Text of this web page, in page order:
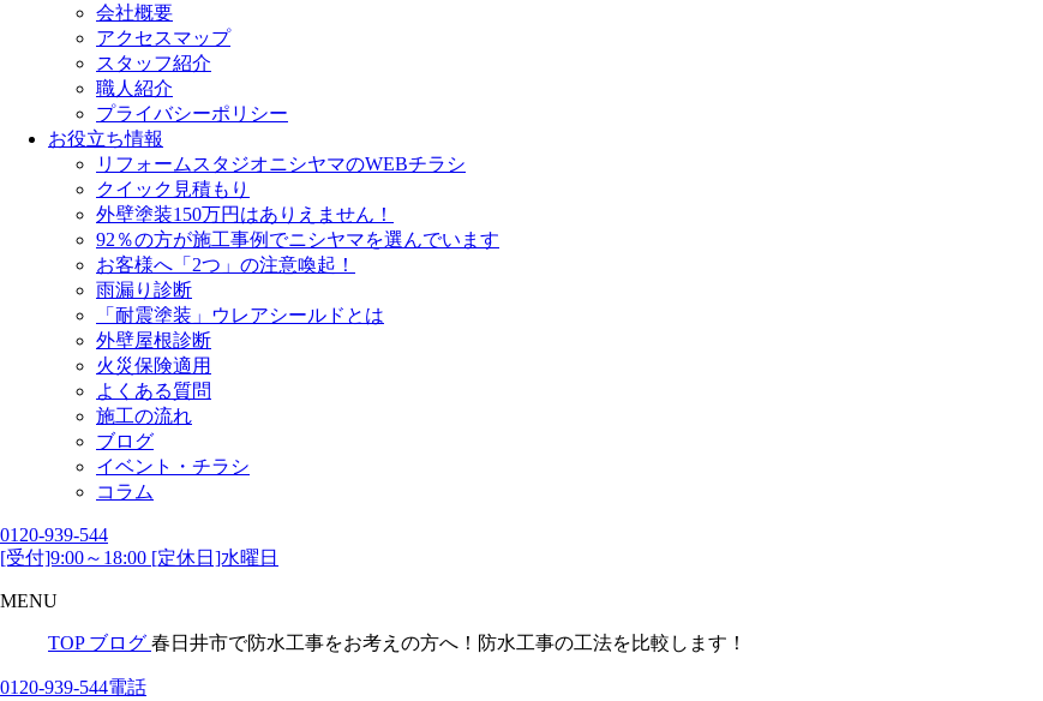
会社概要
アクセスマップ
スタッフ紹介
職人紹介
プライバシーポリシー
お役立ち情報
リフォームスタジオニシヤマのWEBチラシ
クイック見積もり
外壁塗装150万円はありえません！
92％の方が施工事例でニシヤマを選んでいます
お客様へ「2つ」の注意喚起！
雨漏り診断
「耐震塗装」ウレアシールドとは
外壁屋根診断
火災保険適用
よくある質問
施工の流れ
ブログ
イベント・チラシ
コラム
0120-939-544
[受付]9:00～18:00 [定休日]水曜日
MENU
TOP ブログ 春日井市で防水工事をお考えの方へ！防水工事の工法を比較します！
0120-939-544電話